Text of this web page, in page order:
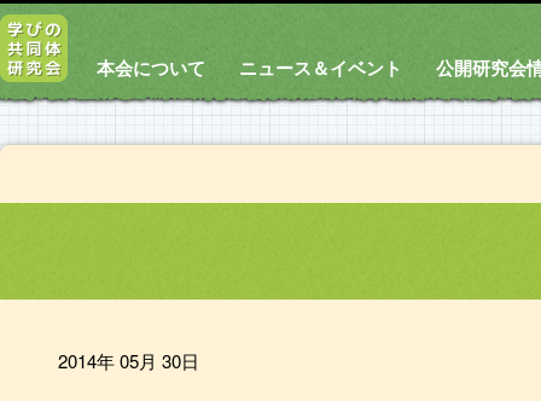
本会について ニュース＆イベント 公開研究会
2014年 05月 30日